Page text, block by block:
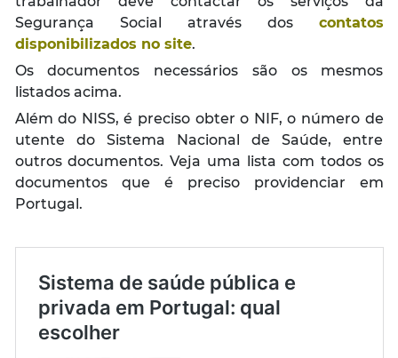
Segurança Social através dos contatos
disponibilizados no site.
Os documentos necessários são os mesmos
listados acima.
Além do NISS, é preciso obter o NIF, o número de
utente do Sistema Nacional de Saúde, entre
outros documentos. Veja uma lista com todos os
documentos que é preciso providenciar em
Portugal.